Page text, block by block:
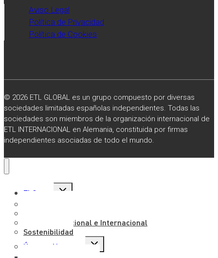
Aviso Legal
Política de Privacidad
Política de Cookies
© 2026 ETL GLOBAL es un grupo compuesto por diversas
sociedades limitadas españolas independientes. Todas las
sociedades son miembros de la organización internacional de
ETL INTERNACIONAL en Alemania, constituida por firmas
independientes asociadas de todo el mundo.
El Grupo
Alternar
Presencia Nacional e Internacional
Sostenibilidad
Únete a Nosotros
Alternar